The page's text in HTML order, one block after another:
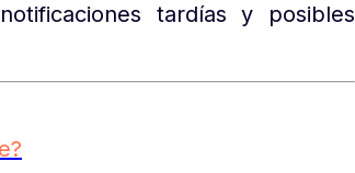
tardías y posibles